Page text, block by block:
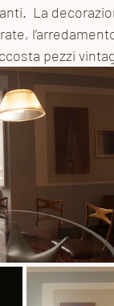
La
pezzi